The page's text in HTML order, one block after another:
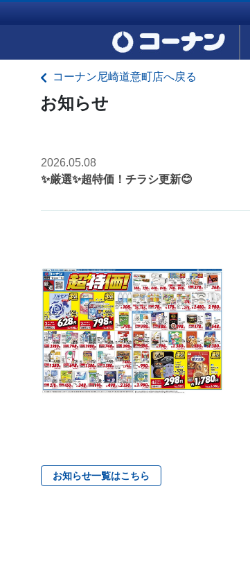
コーナン尼崎道意町店へ戻る
お知らせ
2026.05.08
✨厳選✨超特価！チラシ更新😊
お知らせ一覧はこちら